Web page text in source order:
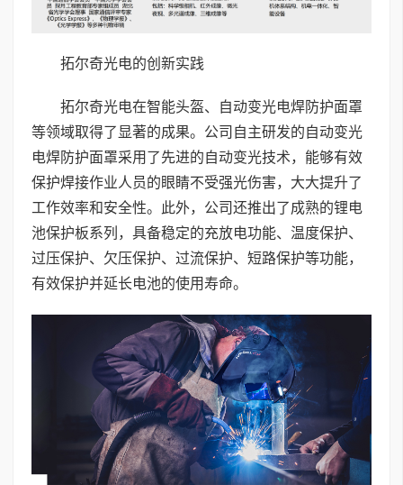
拓尔奇光电的创新实践
拓尔奇光电在智能头盔、自动变光电焊防护面罩
等领域取得了显著的成果。公司自主研发的自动变光
电焊防护面罩采用了先进的自动变光技术，能够有效
保护焊接作业人员的眼睛不受强光伤害，大大提升了
工作效率和安全性。此外，公司还推出了成熟的锂电
池保护板系列，具备稳定的充放电功能、温度保护、
过压保护、欠压保护、过流保护、短路保护等功能，
有效保护并延长电池的使用寿命。